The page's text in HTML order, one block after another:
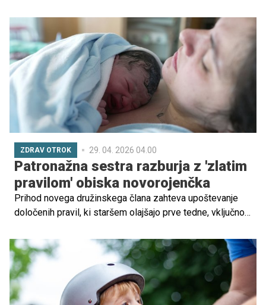
precej drugačna, pogosto vključuje tekanje za otroki,
improvizirano igro in kot sama pravi, pripravljenost na
košarko kadarkoli in kjerkoli.
ZDRAV OTROK 29. 04. 2026 04.00
Patronažna sestra razburja z 'zlatim
pravilom' obiska novorojenčka
Prihod novega družinskega člana zahteva upoštevanje
določenih pravil, ki staršem olajšajo prve tedne, vključno